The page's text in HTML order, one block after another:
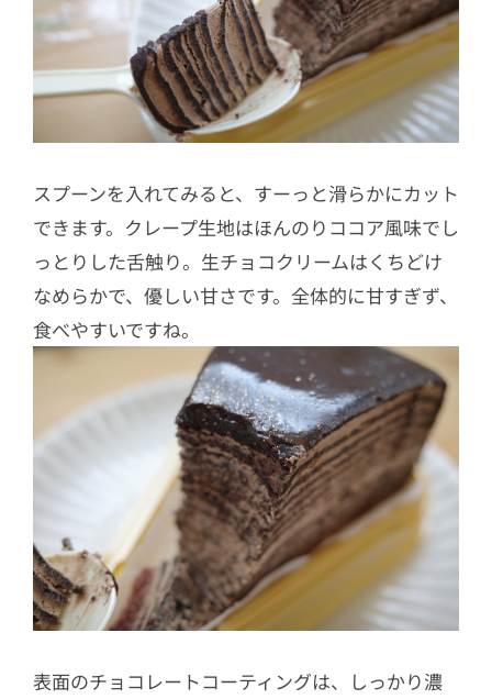
スプーンを入れてみると、すーっと滑らかにカット
できます。クレープ生地はほんのりココア風味でし
っとりした舌触り。生チョコクリームはくちどけ
なめらかで、優しい甘さです。全体的に甘すぎず、
食べやすいですね。
表面のチョコレートコーティングは、しっかり濃